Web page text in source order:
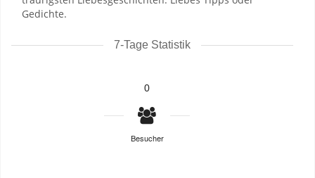
Gedichte.
7-Tage Statistik
0
Besucher